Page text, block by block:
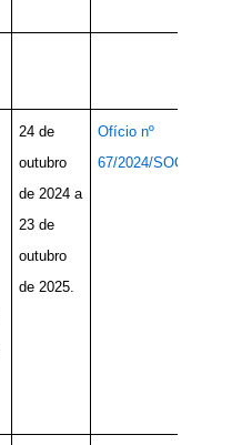
24 de
outubro
de 2024 a
23 de
outubro
de 2025.
Ofício nº
67/2024/SOC